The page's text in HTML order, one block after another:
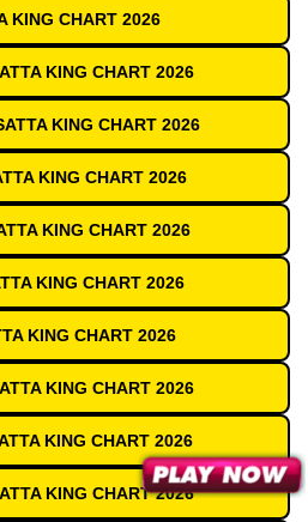
KING CHART 2026
KING CHART 2026
KING CHART 2026
KING CHART 2026
KING CHART 2026
KING CHART 2026
KING CHART 2026
KING CHART 2026
KING CHART 2026
KING CHART 2026